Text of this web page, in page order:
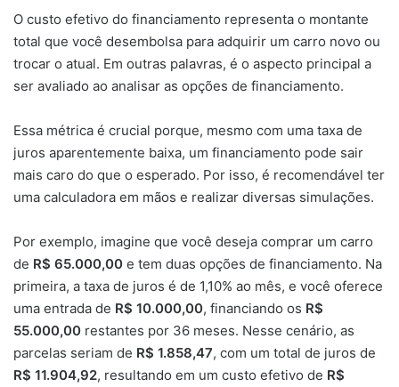
O custo efetivo do financiamento representa o montante
total que você desembolsa para adquirir um carro novo ou
trocar o atual. Em outras palavras, é o aspecto principal a
ser avaliado ao analisar as opções de financiamento.
Essa métrica é crucial porque, mesmo com uma taxa de
juros aparentemente baixa, um financiamento pode sair
mais caro do que o esperado. Por isso, é recomendável ter
uma calculadora em mãos e realizar diversas simulações.
Por exemplo, imagine que você deseja comprar um carro
de R$ 65.000,00 e tem duas opções de financiamento. Na
primeira, a taxa de juros é de 1,10% ao mês, e você oferece
uma entrada de R$ 10.000,00, financiando os R$
55.000,00 restantes por 36 meses. Nesse cenário, as
parcelas seriam de R$ 1.858,47, com um total de juros de
R$ 11.904,92, resultando em um custo efetivo de R$